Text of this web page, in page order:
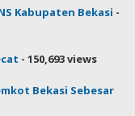
Kabupaten Bekasi -
- 150,693 views
Bekasi Sebesar